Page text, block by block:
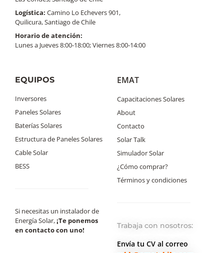
Logística: Camino Lo Echevers 901,
Quilicura, Santiago de Chile
Horario de atención:
Lunes a Jueves 8:00-18:00; Viernes 8:00-14:00
EQUIPOS
Inversores
Paneles Solares
Baterías Solares
Estructura de Paneles Solares
Cable Solar
BESS
Si necesitas un instalador de
Energía Solar,¡Te ponemos
en contacto con uno!
EMAT
Capacitaciones Solares
About
Contacto
Solar Talk
Simulador Solar
¿Cómo comprar?
Términos y condiciones
Trabaja con nosotros:
Envía tu CV al correo